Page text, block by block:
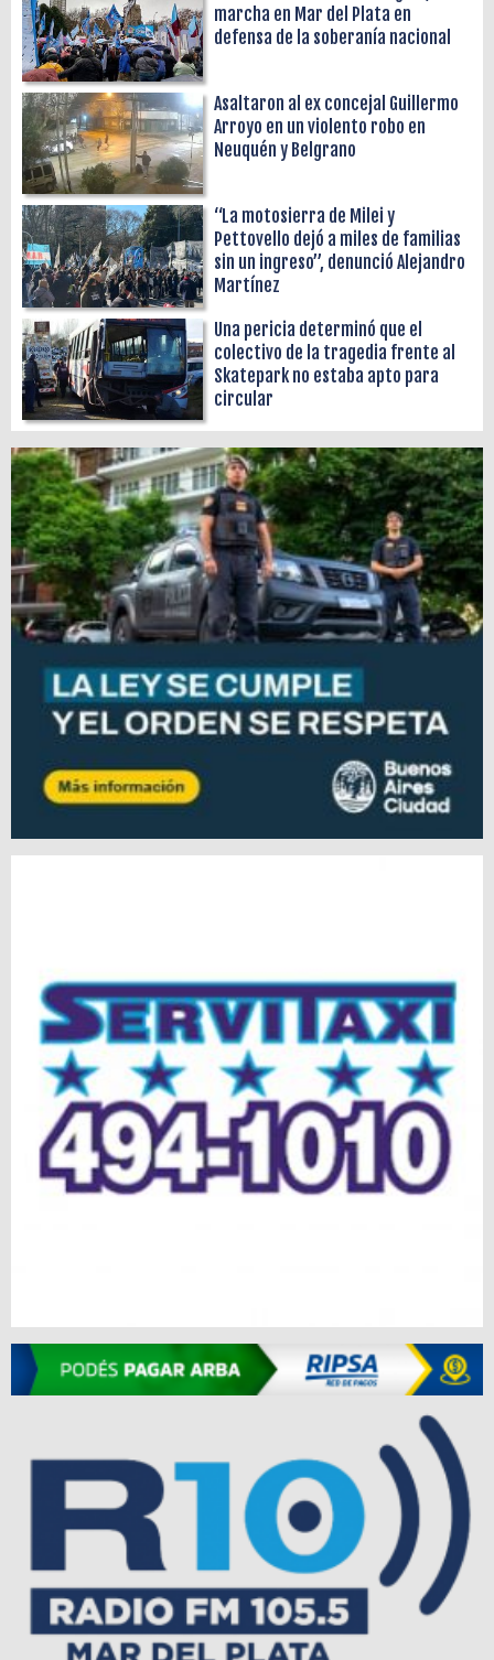
marcha en Mar del Plata en
defensa de la soberanía nacional
Asaltaron al ex concejal Guillermo
Arroyo en un violento robo en
Neuquén y Belgrano
“La motosierra de Milei y
Pettovello dejó a miles de familias
sin un ingreso”, denunció Alejandro
Martínez
Una pericia determinó que el
colectivo de la tragedia frente al
Skatepark no estaba apto para
circular